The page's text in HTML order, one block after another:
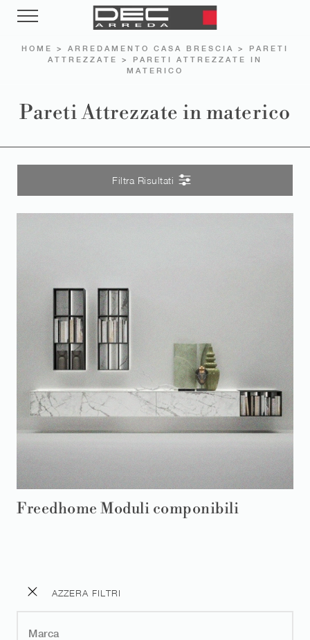
HOME > ARREDAMENTO CASA BRESCIA > PARETI
ATTREZZATE
> PARETI ATTREZZATE IN
MATERICO
Pareti Attrezzate in materico
AZZERA FILTRI
Marca
Filtra Risultati
Freedhome Moduli componibili